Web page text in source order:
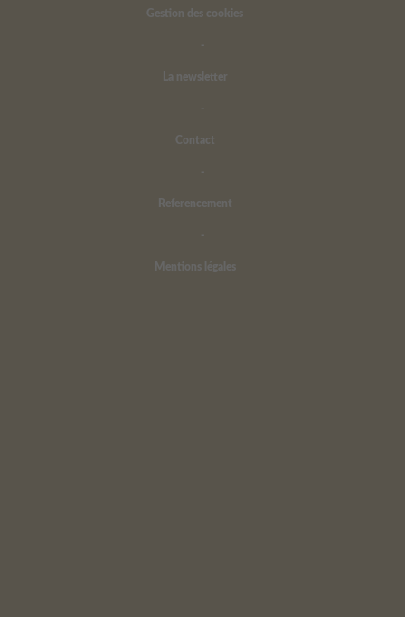
Gestion des cookies
-
La newsletter
-
Contact
-
Referencement
-
Mentions légales